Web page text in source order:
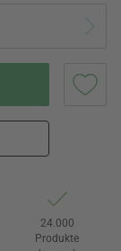
24.000
Produkte